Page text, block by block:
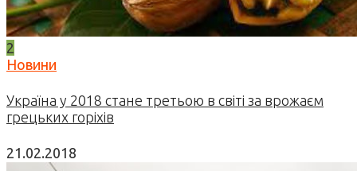
2
Новини
Україна у 2018 стане третьою в світі за врожаєм
грецьких горіхів
21.02.2018